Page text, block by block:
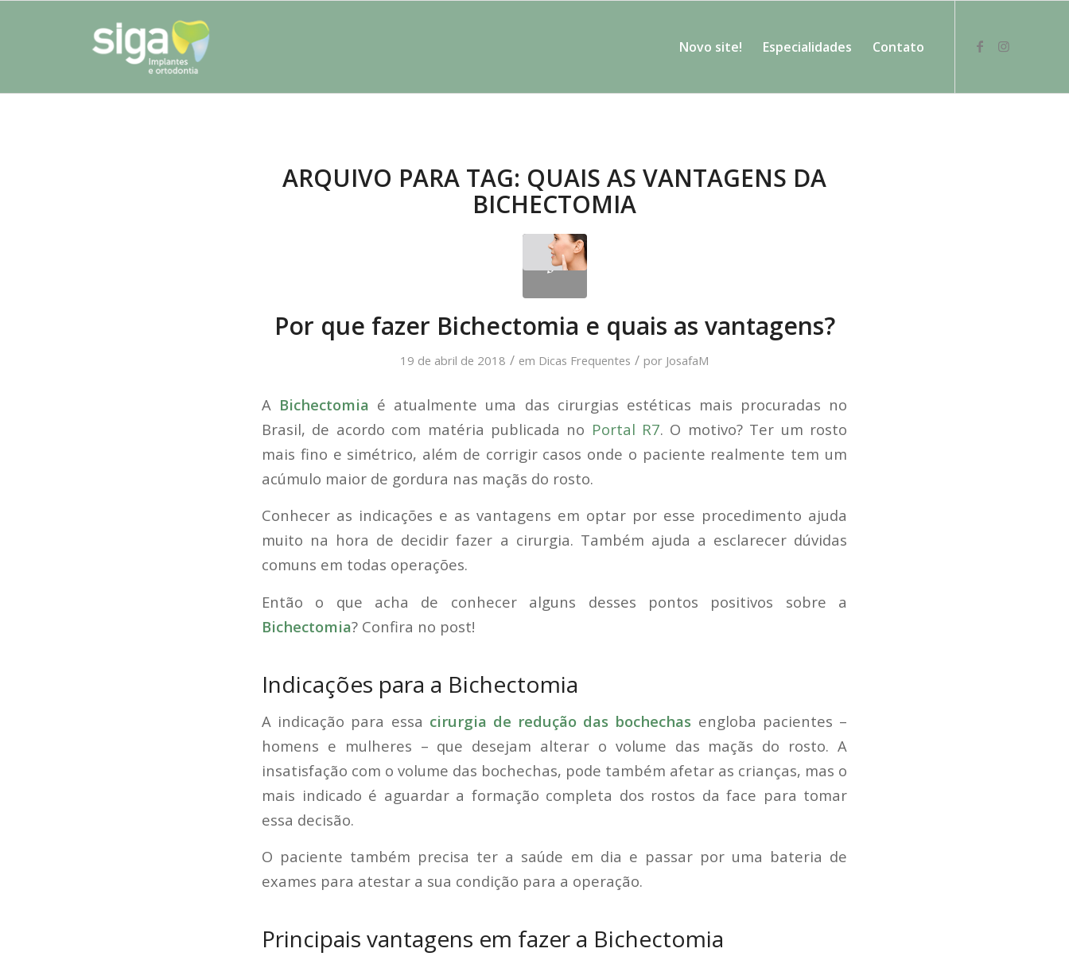
Novo site! Especialidades Contato
ARQUIVO PARA TAG: QUAIS AS VANTAGENS DA
BICHECTOMIA
Por que fazer Bichectomia e quais as vantagens?
19 de abril de 2018 / em Dicas Frequentes / por JosafaM
A Bichectomia é atualmente uma das cirurgias estéticas mais procuradas no
Brasil, de acordo com matéria publicada no Portal R7. O motivo? Ter um rosto
mais fino e simétrico, além de corrigir casos onde o paciente realmente tem um
acúmulo maior de gordura nas maçãs do rosto.
Conhecer as indicações e as vantagens em optar por esse procedimento ajuda
muito na hora de decidir fazer a cirurgia. Também ajuda a esclarecer dúvidas
comuns em todas operações.
Então o que acha de conhecer alguns desses pontos positivos sobre a
Bichectomia? Confira no post!
Indicações para a Bichectomia
A indicação para essa cirurgia de redução das bochechas engloba pacientes –
homens e mulheres – que desejam alterar o volume das maçãs do rosto. A
insatisfação com o volume das bochechas, pode também afetar as crianças, mas o
mais indicado é aguardar a formação completa dos rostos da face para tomar
essa decisão.
O paciente também precisa ter a saúde em dia e passar por uma bateria de
exames para atestar a sua condição para a operação.
Principais vantagens em fazer a Bichectomia